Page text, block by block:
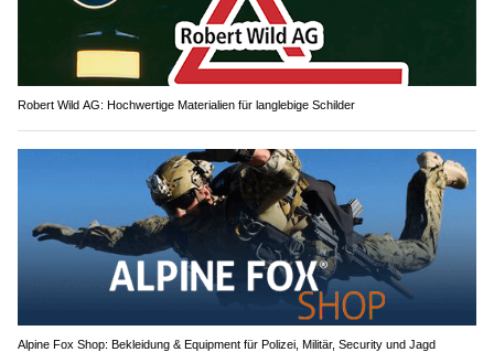
Robert Wild AG: Hochwertige Materialien für langlebige Schilder
Alpine Fox Shop: Bekleidung & Equipment für Polizei, Militär, Security und Jagd